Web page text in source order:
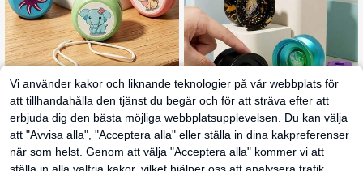
NEW 1 st roterande gyroskop, bland
färgat mönster, barnfestgåva, klass
pris, födelsedagspresent, halloween
present, julklapp, julaftonsgåva
64
andra säljare
NEW MINKOJA En exklusiv yo-yo-l
eksak, rik i färg, fidgetleksak, utom
Vi använder kakor och liknande teknologier på vår webbplats för
att tillhandahålla den tjänst du begär och för att sträva efter att
erbjuda dig den bästa möjliga webbplatsupplevelsen. Du kan välja
att "Avvisa alla", "Acceptera alla" eller ställa in dina kakpreferenser
när som helst. Genom att välja "Acceptera alla" kommer vi att